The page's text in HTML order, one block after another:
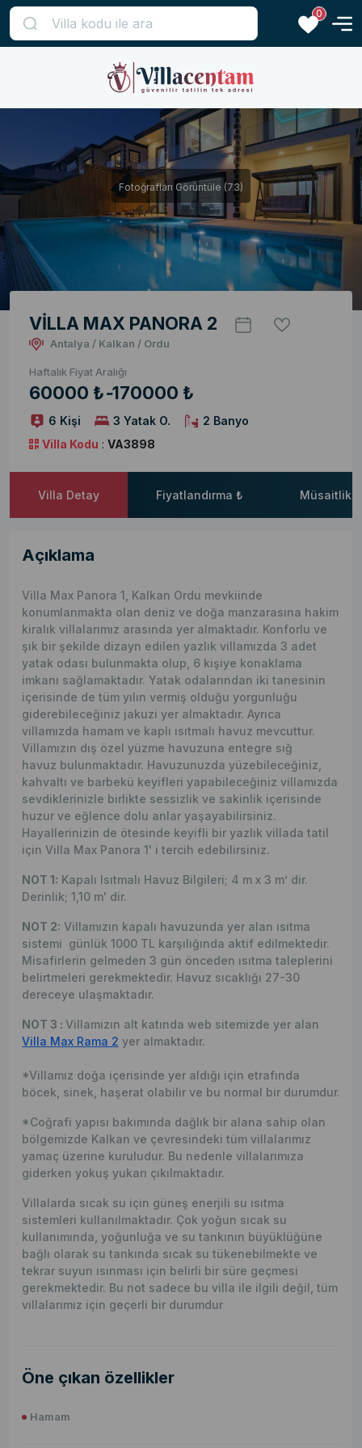
0
Fotoğrafları Görüntüle (73)
VİLLA MAX PANORA 2
Antalya / Kalkan / Ordu
Haftalık Fiyat Aralığı
60000 ₺-170000 ₺
6 Kişi 3 Yatak O.
2 Banyo
Villa Kodu : VA3898
Villa Detay Fiyatlandırma ₺ Müsaitlik
Açıklama
Villa Max Panora 1, Kalkan Ordu mevkiinde
konumlanmakta olan deniz ve doğa manzarasına hakim
kiralık villalarımız arasında yer almaktadır. Konforlu ve
şık bir şekilde dizayn edilen yazlık villamızda 3 adet
yatak odası bulunmakta olup, 6 kişiye konaklama
imkanı sağlamaktadır. Yatak odalarından iki tanesinin
içerisinde de tüm yılın vermiş olduğu yorgunluğu
giderebileceğiniz jakuzi yer almaktadır. Ayrıca
villamızda hamam ve kaplı ısıtmalı havuz mevcuttur.
Villamızın dış özel yüzme havuzuna entegre sığ
havuz bulunmaktadır. Havuzunuzda yüzebileceğiniz,
kahvaltı ve barbekü keyifleri yapabileceğiniz villamızda
sevdiklerinizle birlikte sessizlik ve sakinlik içerisinde
huzur ve eğlence dolu anlar yaşayabilirsiniz.
Hayallerinizin de ötesinde keyifli bir yazlık villada tatil
için Villa Max Panora 1' i tercih edebilirsiniz.
NOT 1: Kapalı Isıtmalı Havuz Bilgileri; 4 m x 3 m’ dir.
Derinlik; 1,10 m' dir.
NOT 2: Villamızın kapalı havuzunda yer alan ısıtma
sistemi günlük 1000 TL karşılığında aktif edilmektedir.
Misafirlerin gelmeden 3 gün önceden ısıtma taleplerini
belirtmeleri gerekmektedir. Havuz sıcaklığı 27-30
dereceye ulaşmaktadır.
NOT 3 : Villamızın alt katında web sitemizde yer alan
Villa Max Rama 2 yer almaktadır.
*Villamız doğa içerisinde yer aldığı için etrafında
böcek, sinek, haşerat olabilir ve bu normal bir durumdur.
*Coğrafi yapısı bakımında dağlık bir alana sahip olan
bölgemizde Kalkan ve çevresindeki tüm villalarımız
yamaç üzerine kuruludur. Bu nedenle villalarımıza
giderken yokuş yukarı çıkılmaktadır.
Villalarda sıcak su için güneş enerjili su ısıtma
sistemleri kullanılmaktadır. Çok yoğun sıcak su
kullanımında, yoğunluğa ve su tankının büyüklüğüne
bağlı olarak su tankında sıcak su tükenebilmekte ve
tekrar suyun ısınması için belirli bir süre geçmesi
gerekmektedir. Bu not sadece bu villa ile ilgili değil, tüm
villalarımız için geçerli bir durumdur
Öne çıkan özellikler
Hamam